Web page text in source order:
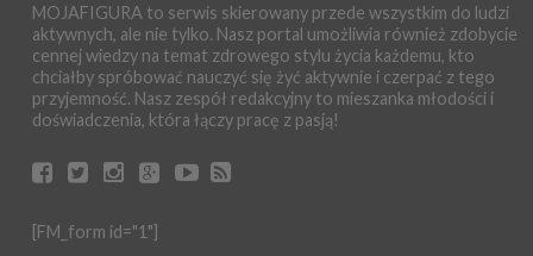
MOJAFIGURA to serwis skierowany przede wszystkim do ludzi
aktywnych, ale nie tylko. Nasz portal umożliwia również zdobycie
cennej wiedzy na temat zdrowego stylu życia każdemu, kto
chciałby spróbować nauczyć się żyć aktywnie i czerpać z tego
przyjemność. Nasz zespół redakcyjny to mieszanka młodości i
doświadczenia, która łączy pracę z pasją!
[FM_form id="1"]